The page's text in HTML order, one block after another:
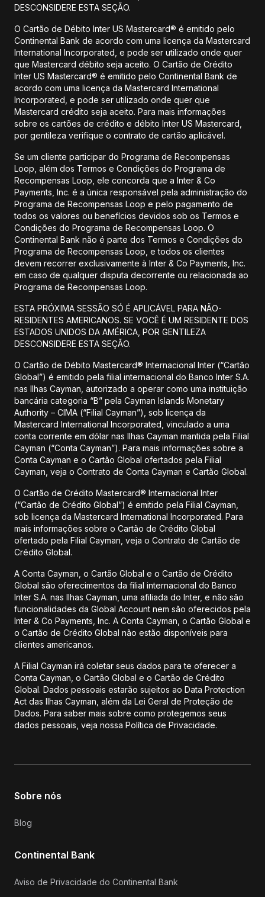
DESCONSIDERE ESTA SEÇÃO.
O Cartão de Débito Inter US Mastercard® é emitido pelo
Continental Bank de acordo com uma licença da Mastercard
International Incorporated, e pode ser utilizado onde quer
que Mastercard débito seja aceito. O Cartão de Crédito
Inter US Mastercard® é emitido pelo Continental Bank de
acordo com uma licença da Mastercard International
Incorporated, e pode ser utilizado onde quer que
Mastercard crédito seja aceito. Para mais informações
sobre os cartões de crédito e débito Inter US Mastercard,
por gentileza verifique o contrato de cartão aplicável.
Se um cliente participar do Programa de Recompensas
Loop, além dos Termos e Condições do Programa de
Recompensas Loop, ele concorda que a Inter & Co
Payments, Inc. é a única responsável pela administração do
Programa de Recompensas Loop e pelo pagamento de
todos os valores ou benefícios devidos sob os Termos e
Condições do Programa de Recompensas Loop. O
Continental Bank não é parte dos Termos e Condições do
Programa de Recompensas Loop, e todos os clientes
devem recorrer exclusivamente à Inter & Co Payments, Inc.
em caso de qualquer disputa decorrente ou relacionada ao
Programa de Recompensas Loop.
ESTA PRÓXIMA SESSÃO SÓ É APLICÁVEL PARA NÃO-
RESIDENTES AMERICANOS. SE VOCÊ É UM RESIDENTE DOS
ESTADOS UNIDOS DA AMÉRICA, POR GENTILEZA
DESCONSIDERE ESTA SEÇÃO.
O Cartão de Débito Mastercard® Internacional Inter (“Cartão
Global”) é emitido pela filial internacional do Banco Inter S.A.
nas Ilhas Cayman, autorizado a operar como uma instituição
bancária categoria “B” pela Cayman Islands Monetary
Authority – CIMA (“Filial Cayman”), sob licença da
Mastercard International Incorporated, vinculado a uma
conta corrente em dólar nas Ilhas Cayman mantida pela Filial
Cayman (“Conta Cayman”). Para mais informações sobre a
Conta Cayman e o Cartão Global ofertados pela Filial
Cayman, veja o Contrato de Conta Cayman e Cartão Global.
O Cartão de Crédito Mastercard® Internacional Inter
(“Cartão de Crédito Global”) é emitido pela Filial Cayman,
sob licença da Mastercard International Incorporated. Para
mais informações sobre o Cartão de Crédito Global
ofertado pela Filial Cayman, veja o Contrato de Cartão de
Crédito Global.
A Conta Cayman, o Cartão Global e o Cartão de Crédito
Global são oferecimentos da filial internacional do Banco
Inter S.A. nas Ilhas Cayman, uma afiliada do Inter, e não são
funcionalidades da Global Account nem são oferecidos pela
Inter & Co Payments, Inc. A Conta Cayman, o Cartão Global e
o Cartão de Crédito Global não estão disponíveis para
clientes americanos.
A Filial Cayman irá coletar seus dados para te oferecer a
Conta Cayman, o Cartão Global e o Cartão de Crédito
Global. Dados pessoais estarão sujeitos ao Data Protection
Act das Ilhas Cayman, além da Lei Geral de Proteção de
Dados. Para saber mais sobre como protegemos seus
dados pessoais, veja nossa Política de Privacidade.
Sobre nós
Blog
Continental Bank
Aviso de Privacidade do Continental Bank